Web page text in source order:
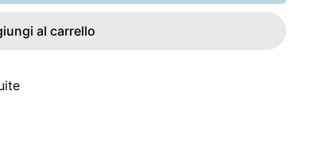
al carrello